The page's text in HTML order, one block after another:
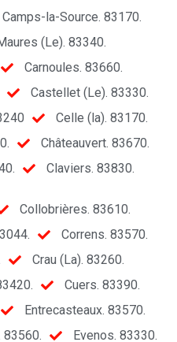
Camps-la-Source. 83170.
(Le). 83340.
Carnoules. 83660.
Castellet (Le). 83330.
Celle (la). 83170.
Châteauvert. 83670.
Claviers. 83830.
Collobrières. 83610.
Correns. 83570.
Crau (La). 83260.
Cuers. 83390.
Entrecasteaux. 83570.
83560.
Evenos. 83330.